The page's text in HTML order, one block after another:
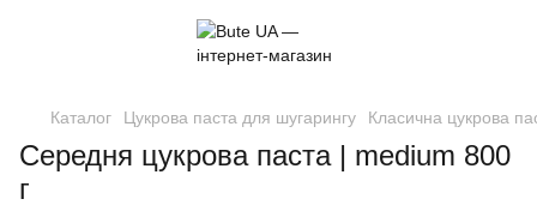
Каталог Цукрова паста для шугарингу Класична цукрова
Середня цукрова паста | medium 800
г